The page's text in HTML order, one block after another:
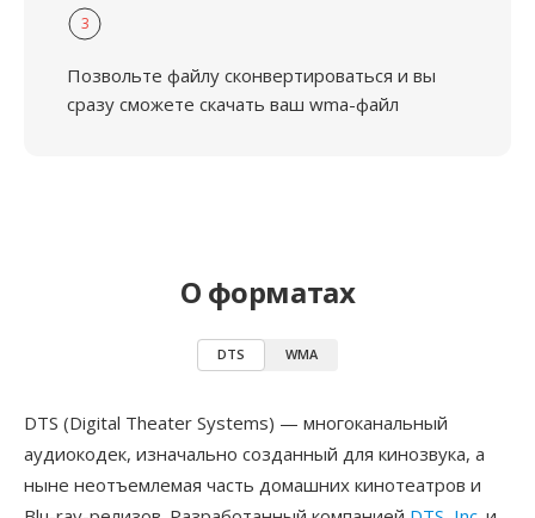
3
Позвольте файлу сконвертироваться и вы
сразу сможете скачать ваш wma-файл
О форматах
DTS WMA
DTS (Digital Theater Systems) — многоканальный
аудиокодек, изначально созданный для кинозвука, а
ныне неотъемлемая часть домашних кинотеатров и